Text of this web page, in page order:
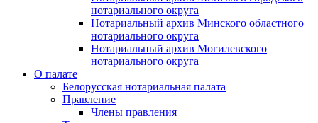
нотариального округа
Нотариальный архив Минского областного
нотариального округа
Нотариальный архив Могилевского
нотариального округа
О палате
Белорусская нотариальная палата
Правление
Члены правления